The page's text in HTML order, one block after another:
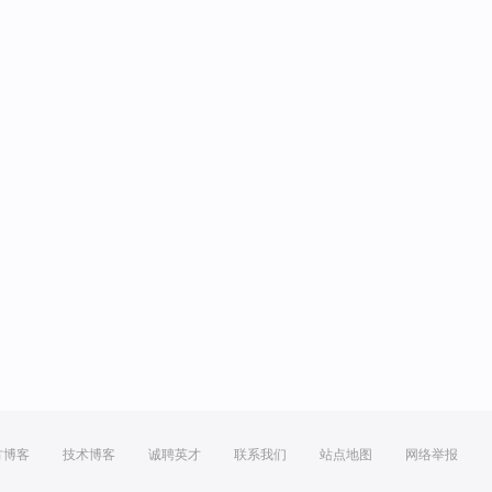
博客 技术博客 诚聘英才 联系我们 站点地图 网络举报